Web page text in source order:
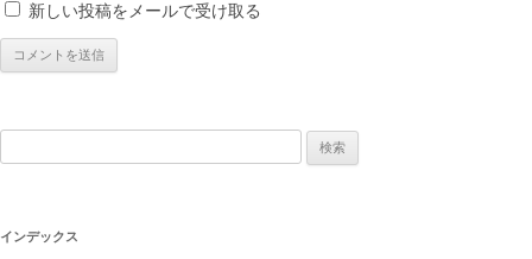
新しい投稿をメールで受け取る
インデックス